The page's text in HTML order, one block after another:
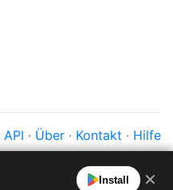
API · Über · Kontakt · Hilfe
Install ✕